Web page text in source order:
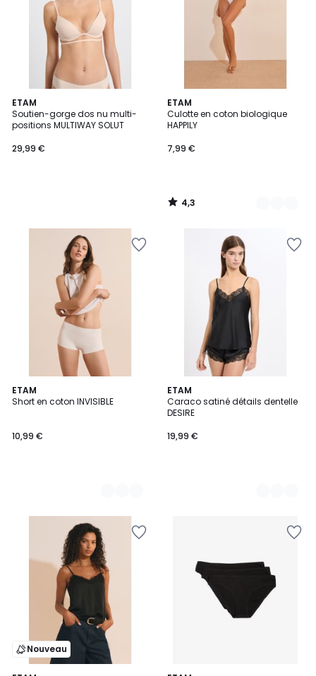
ETAM
Soutien-gorge dos nu multi-
positions MULTIWAY SOLUT
29,99 €
ETAM
Culotte en coton biologique
HAPPILY
7,99 €
4,3
/ 5
5
Couleurs
4,3
/
ETAM
Short en coton INVISIBLE
10,99 €
5
Couleurs
ETAM
Caraco satiné détails dentelle
DESIRE
19,99 €
7
Couleurs
Nouveau